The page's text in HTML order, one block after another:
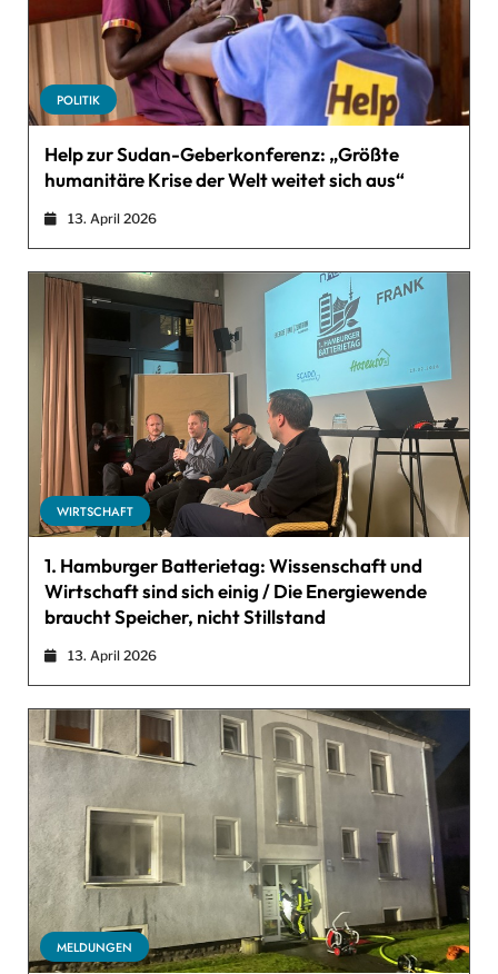
POLITIK
Help zur Sudan-Geberkonferenz: „Größte
humanitäre Krise der Welt weitet sich aus“
13. April 2026
WIRTSCHAFT
1. Hamburger Batterietag: Wissenschaft und
Wirtschaft sind sich einig / Die Energiewende
braucht Speicher, nicht Stillstand
13. April 2026
MELDUNGEN